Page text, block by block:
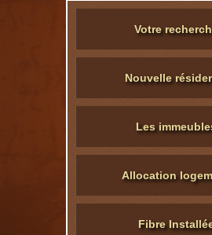
Votre
Nouvelle
Les
Allocation
Fibre